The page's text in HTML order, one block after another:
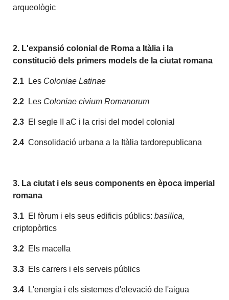
arqueològic
2. L'expansió colonial de Roma a Itàlia i la
constitució dels primers models de la ciutat romana
2.1 Les Coloniae Latinae
2.2 Les Coloniae civium Romanorum
2.3 El segle II aC i la crisi del model colonial
2.4Consolidació urbana a la Itàlia tardorepublicana
3. La ciutat i els seus components en època imperial
romana
3.1 El fòrum i els seus edificis públics: basilica,
criptopòrtics
3.2 Els macella
3.3 Els carrers i els serveis públics
3.4 L'energia i els sistemes d'elevació de l'aigua